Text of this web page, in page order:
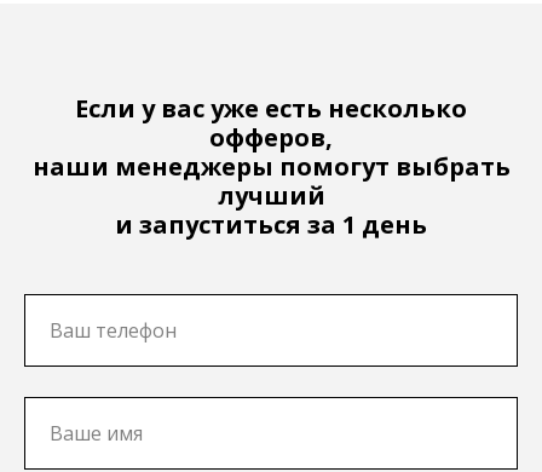
Если у вас уже есть несколько
офферов,
наши менеджеры помогут выбрать
лучший
и запуститься за 1 день